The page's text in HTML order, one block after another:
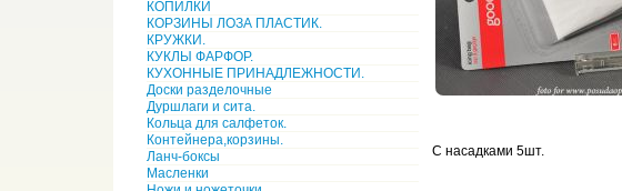
КОПИЛКИ
КОРЗИНЫ ЛОЗА ПЛАСТИК.
КРУЖКИ.
КУКЛЫ ФАРФОР.
КУХОННЫЕ ПРИНАДЛЕЖНОСТИ.
Доски разделочные
Дуршлаги и сита.
Кольца для салфеток.
Контейнера,корзины.
Ланч-боксы
Масленки
С насадками 5шт.